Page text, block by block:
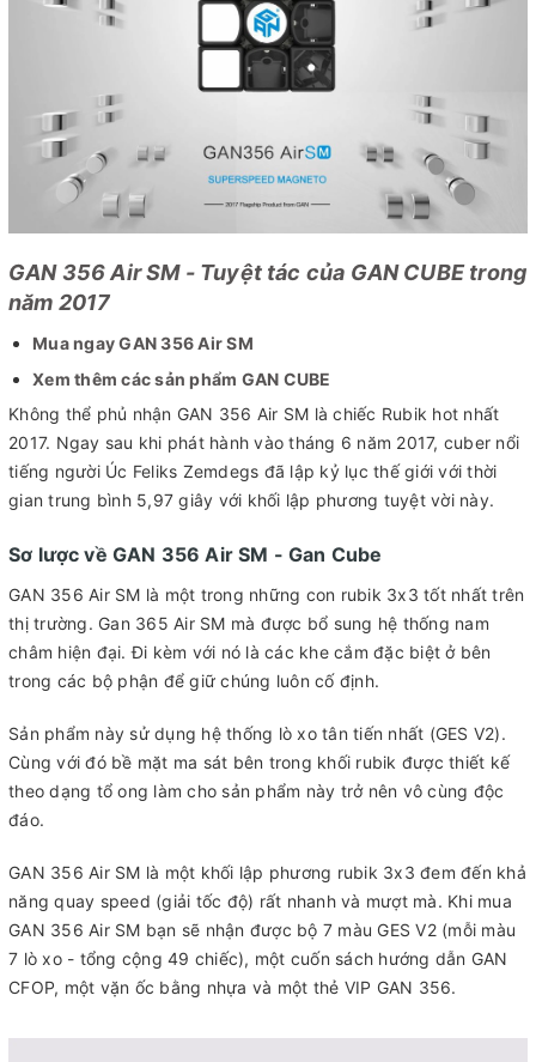
GAN 356 Air SM - Tuyệt tác của GAN CUBE trong
năm 2017
Mua ngay GAN 356 Air SM
Xem thêm các sản phẩm GAN CUBE
Không thể phủ nhận GAN 356 Air SM là chiếc Rubik hot nhất
2017. Ngay sau khi phát hành vào tháng 6 năm 2017, cuber nổi
tiếng người Úc Feliks Zemdegs đã lập kỷ lục thế giới với thời
gian trung bình 5,97 giây với khối lập phương tuyệt vời này.
Sơ lược về GAN 356 Air SM - Gan Cube
GAN 356 Air SM là một trong những con rubik 3x3 tốt nhất trên
thị trường. Gan 365 Air SM mà được bổ sung hệ thống nam
châm hiện đại. Đi kèm với nó là các khe cắm đặc biệt ở bên
trong các bộ phận để giữ chúng luôn cố định.
Sản phẩm này sử dụng hệ thống lò xo tân tiến nhất (GES V2).
Cùng với đó bề mặt ma sát bên trong khối rubik được thiết kế
theo dạng tổ ong làm cho sản phẩm này trở nên vô cùng độc
đáo.
GAN 356 Air SM là một khối lập phương rubik 3x3 đem đến khả
năng quay speed (giải tốc độ) rất nhanh và mượt mà. Khi mua
GAN 356 Air SM bạn sẽ nhận được bộ 7 màu GES V2 (mỗi màu
7 lò xo - tổng cộng 49 chiếc), một cuốn sách hướng dẫn GAN
CFOP, một vặn ốc bằng nhựa và một thẻ VIP GAN 356.